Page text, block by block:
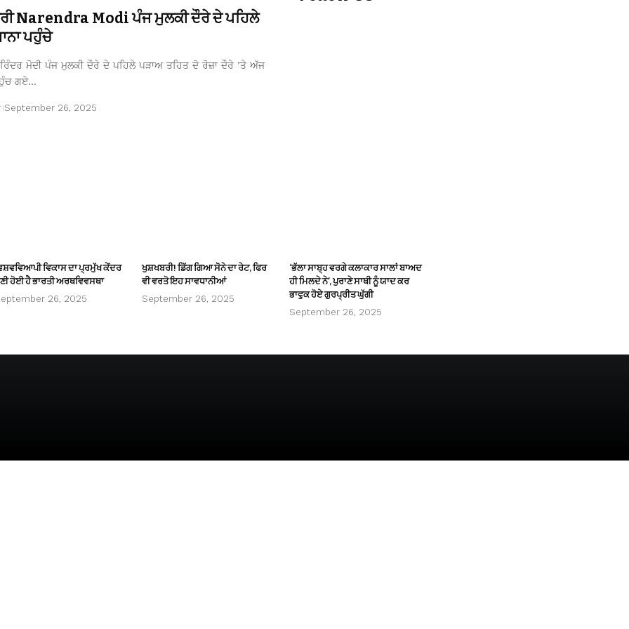
Narendra Modi ਪੰਜ ਮੁਲਕੀ ਦੌਰੇ ਦੇ ਪਹਿਲੇ
ਪਹੁੰਚੇ
ਮੋਦੀ ਪੰਜ ਮੁਲਕੀ ਦੌਰੇ ਦੇ ਪਹਿਲੇ ਪੜਾਅ ਤਹਿਤ ਦੋ ਰੋਜ਼ਾ ਦੌਰੇ ’ਤੇ ਅੱਜ
ਗਏ…
September 26, 2025
ਵਿਕਾਸ ਦਾ ਪ੍ਰਮੁੱਖ ਕੇਂਦਰ
ਹੋਈ ਹੈ ਭਾਰਤੀ ਅਰਥਵਿਵਸਥਾ
26, 2025
ਖੁਸ਼ਖਬਰੀ! ਡਿੱਗ ਗਿਆ ਸੋਨੇ ਦਾ ਰੇਟ, ਫਿਰ
ਵੀ ਵਰਤੋ ਇਹ ਸਾਵਧਾਨੀਆਂ
September 26, 2025
‘ਭੱਲਾ ਸਾਬ੍ਹ ਵਰਗੇ ਕਲਾਕਾਰ ਸਾਲਾਂ ਬਾਅਦ
ਹੀ ਮਿਲਦੇ ਨੇ’, ਪੁਰਾਣੇ ਸਾਥੀ ਨੂੰ ਯਾਦ ਕਰ
ਭਾਵੁਕ ਹੋਏ ਗੁਰਪ੍ਰੀਤ ਘੁੱਗੀ
September 26, 2025